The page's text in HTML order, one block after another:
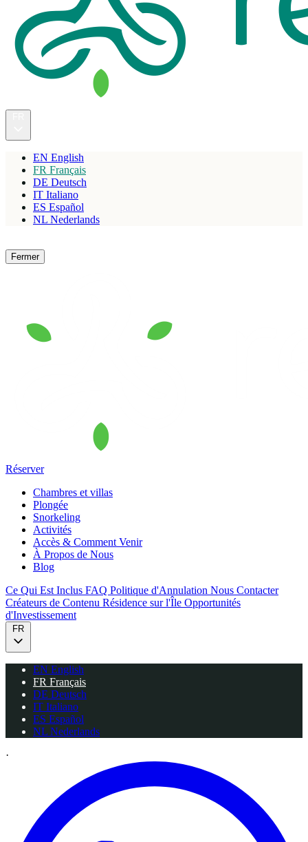
EN English
FR Français
DE Deutsch
IT Italiano
ES Español
NL Nederlands
Fermer
Réserver
Chambres et villas
Plongée
Snorkeling
Activités
Accès & Comment Venir
À Propos de Nous
Blog
Ce Qui Est Inclus FAQ Politique d'Annulation Nous Contacter
Créateurs de Contenu Résidence sur l'Île Opportunités
d'Investissement
FR
EN English
FR Français
DE Deutsch
IT Italiano
ES Español
NL Nederlands
·